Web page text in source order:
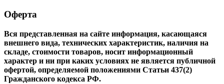
Оферта
Вся представленная на сайте информация, касающаяся
внешнего вида, технических характеристик, наличия на
складе, стоимости товаров, носит информационный
характер и ни при каких условиях не является публичной
офертой, определяемой положениями Статьи 437(2)
Гражданского кодекса РФ.